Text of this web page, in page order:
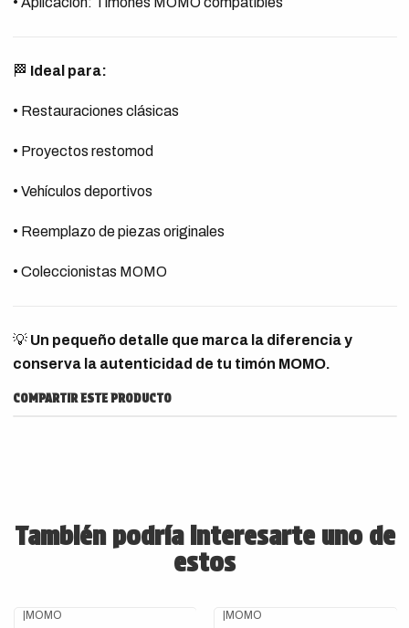
🏁 Ideal para:
• Restauraciones clásicas
• Proyectos restomod
• Vehículos deportivos
• Reemplazo de piezas originales
• Coleccionistas MOMO
💡 Un pequeño detalle que marca la diferencia y
conserva la autenticidad de tu timón MOMO.
COMPARTIR ESTE PRODUCTO
También podría interesarte uno de
estos
|MOMO |MOMO